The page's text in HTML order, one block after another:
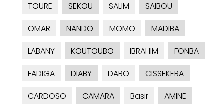
TOURE
SEKOU SALIM
SAIBOU
OMAR
NANDO MOMO
MADIBA
LABANY
KOUTOUBO IBRAHIM
FONBA
FADIGA
DIABY DABO
CISSEKEBA
CARDOSO
CAMARA Basir
AMINE